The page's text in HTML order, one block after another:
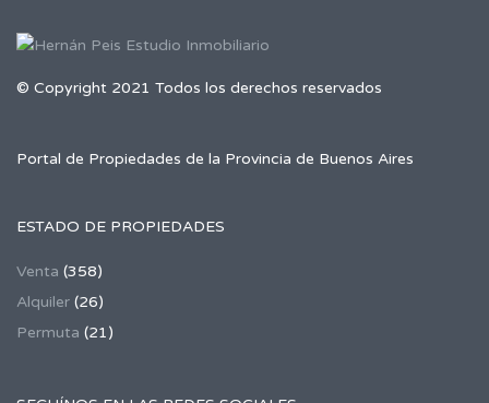
© Copyright 2021 Todos los derechos reservados
Portal de Propiedades de la Provincia de Buenos Aires
ESTADO DE PROPIEDADES
Venta (358)
Alquiler (26)
Permuta (21)